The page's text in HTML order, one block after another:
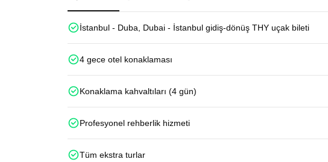
İstanbul - Duba, Dubai - İstanbul gidiş-dönüş THY uçak bileti
4 gece otel konaklaması
Konaklama kahvaltıları (4 gün)
Profesyonel rehberlik hizmeti
Tüm ekstra turlar